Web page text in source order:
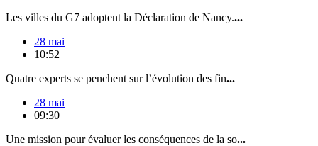
Les villes du G7 adoptent la Déclaration de Nancy....
28 mai
10:52
Quatre experts se penchent sur l’évolution des fin...
28 mai
09:30
Une mission pour évaluer les conséquences de la so...